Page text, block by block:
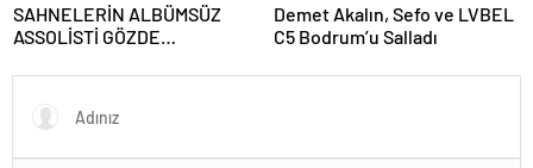
SAHNELERİN ALBÜMSÜZ
ASSOLİSTİ GÖZDE
MAGAZİN’DE: “SON ASSOLİST
OLARAK VAR OLACAĞIM!”
Demet Akalın, Sefo ve LVBEL
C5 Bodrum’u Salladı